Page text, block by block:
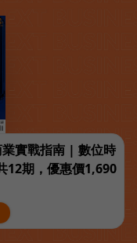
實戰指南 | 數位時
12期，優惠價1,690